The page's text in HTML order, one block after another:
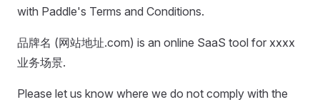
with Paddle's Terms and Conditions.
品牌名 (网站地址.com) is an online SaaS tool for xxxx
业务场景.
Please let us know where we do not comply with the